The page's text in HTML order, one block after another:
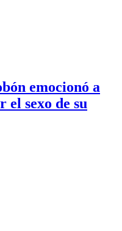
emocionó a
el sexo de su